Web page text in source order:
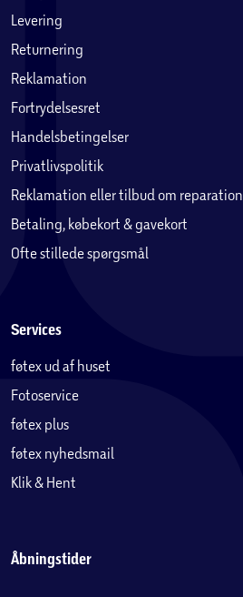
Levering
Returnering
Reklamation
Fortrydelsesret
Handelsbetingelser
Privatlivspolitik
Reklamation eller tilbud om reparation
Betaling, købekort & gavekort
Ofte stillede spørgsmål
Services
føtex ud af huset
Fotoservice
føtex plus
føtex nyhedsmail
Klik & Hent
Åbningstider